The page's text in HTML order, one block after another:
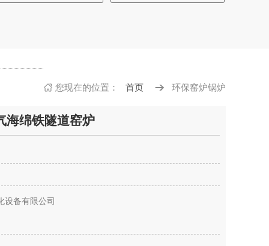
您现在的位置： 首页 环保窑炉锅炉
海绵铁隧道窑炉
设备有限公司